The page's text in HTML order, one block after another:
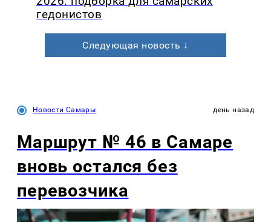
гедонистов
Следующая новость ↓
Новости Самары день назад
Маршрут № 46 в Самаре
вновь остался без
перевозчика